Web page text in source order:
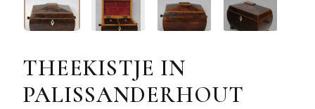
THEEKISTJE IN
PALISSANDERHOUT